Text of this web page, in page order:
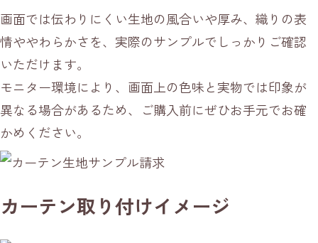
画面では伝わりにくい生地の風合いや厚み、織りの表
情ややわらかさを、実際のサンプルでしっかりご確認
いただけます。
モニター環境により、画面上の色味と実物では印象が
異なる場合があるため、ご購入前にぜひお手元でお確
かめください。
カーテン取り付けイメージ